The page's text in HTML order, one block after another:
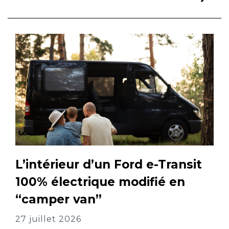
L’intérieur d’un Ford e-Transit
100% électrique modifié en
“camper van”
27 juillet 2026